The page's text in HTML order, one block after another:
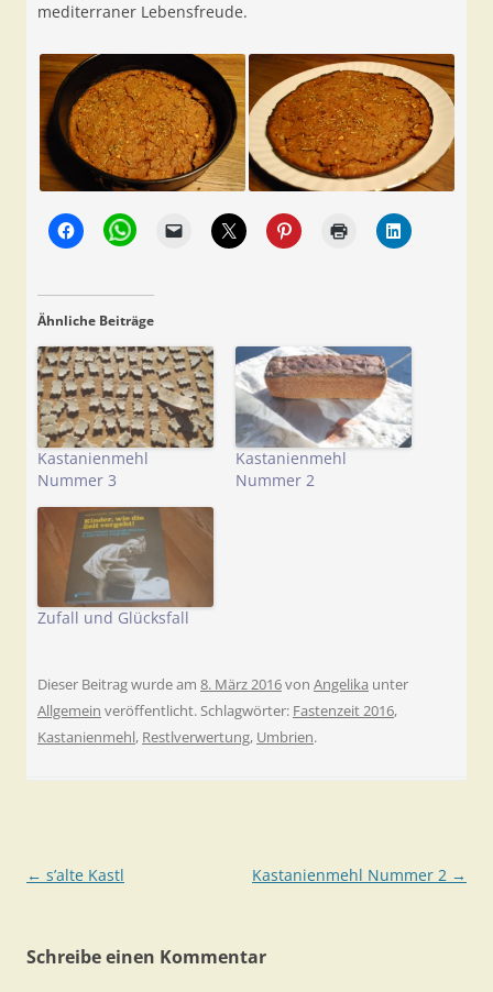
mediterraner Lebensfreude.
Ähnliche Beiträge
Kastanienmehl
Nummer 3
Kastanienmehl
Nummer 2
Zufall und Glücksfall
Dieser Beitrag wurde am 8. März 2016von Angelika unter
Allgemein veröffentlicht. Schlagwörter: Fastenzeit 2016,
Kastanienmehl, Restlverwertung, Umbrien.
Beitragsnavigation
← s’alte Kastl Kastanienmehl Nummer 2 →
Schreibe einen Kommentar